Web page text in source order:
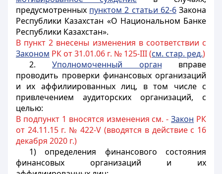
предусмотренных пунктом 2 статьи 62-6Закона
Республики Казахстан «О Национальном Банке
Республики Казахстан».
В пункт 2 внесены изменения в соответствии с
Законом РК от 31.01.06 г. № 125-III (см. стар. ред.)
2.Уполномоченный орган вправе
проводить проверки финансовых организаций
и их аффилиированных лиц, в том числе с
привлечением аудиторских организаций, с
целью:
В подпункт 1 вносятся изменения см. -Закон РК
от 24.11.15 г. № 422-V (вводятся в действие с 16
декабря 2020 г.)
1) определения финансового состояния
финансовых организаций и их